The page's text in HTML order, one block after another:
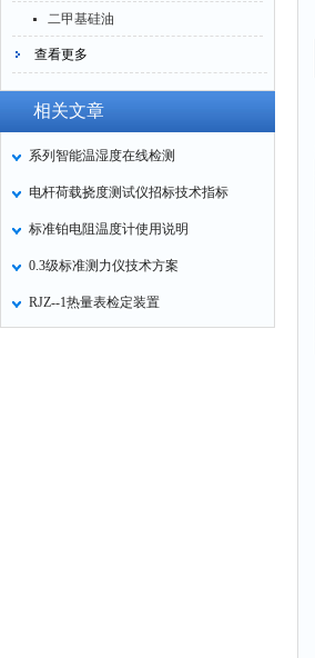
二甲基硅油
查看更多
相关文章
系列智能温湿度在线检测
电杆荷载挠度测试仪招标技术指标
标准铂电阻温度计使用说明
0.3级标准测力仪技术方案
RJZ--1热量表检定装置